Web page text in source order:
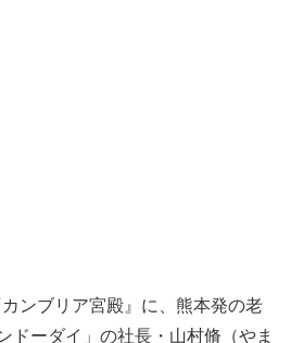
ンブリア宮殿』に、熊本発の老
ドーダイ」の社長・山村脩（やま